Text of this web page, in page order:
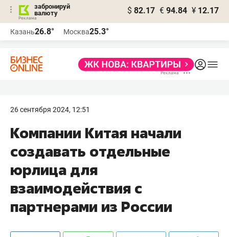
забронируй
валюту
$ 82.17 € 94.84 ¥ 12.17
Казань26.8° Москва25.3°
26 сентября 2024, 12:51
Компании Китая начали
создавать отдельные
юрлица для
взаимодействия с
партнерами из России